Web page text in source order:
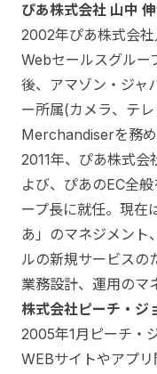
ぴあ株式会社 山中
2002年ぴあ株式会社
Webセールスグルー
後、アマゾン・ジャ
ー所属(カメラ、テ
Merchandiserを務め
2011年、ぴあ株式会
よび、ぴあのEC全
ープ長に就任。現在
あ」のマネジメント
ルの新規サービスの
業務設計、運用のマ
株式会社ピーチ・ジ
2005年1月ピーチ・
WEBサイトやアプ